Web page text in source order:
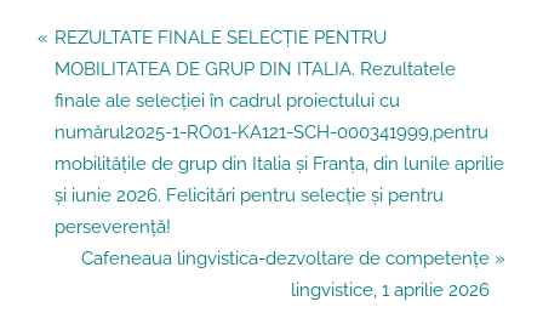
Navigare
în
articole
P
r
e
v
i
o
u
REZULTATE FINALE SELECȚIE PENTRU
MOBILITATEA DE GRUP DIN ITALIA. Rezultatele
finale ale selecției în cadrul proiectului cu
numărul2025-1-RO01-KA121-SCH-000341999,pentru
mobilitățile de grup din Italia și Franța, din lunile aprilie
și iunie 2026. Felicitări pentru selecție și pentru
perseverență!
N
Cafeneaua lingvistica-dezvoltare de competențe
lingvistice, 1 aprilie 2026